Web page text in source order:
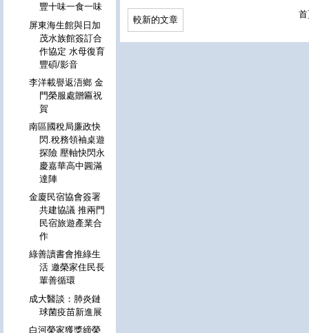
較新的文章
豐十味一食一味
屏東海生館與日加
茂水族館簽訂合
作協定 水母復育
豐碩/影音
李洋載譽返浯鄉 金
門榮服處贈匾祝
賀
南區國稅局廉政快
閃.稅務領袖桌遊
探險 壓軸快閃永
慶嘉華高中圓滿
達陣
金廈民宿協會簽署
共建協議 推兩門
民宿旅遊產業合
作
綠善讀書會推綠生
活 邀榮家住民長
輩善循環
成大醫談：肺炎鏈
球菌疫苗新進展
白河榮家獲獎締榮